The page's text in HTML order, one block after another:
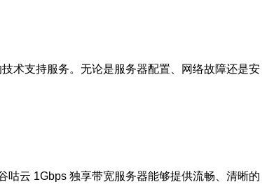
术支持服务。无论是服务器配置、网络故障还是安
咕云 1Gbps 独享带宽服务器能够提供流畅、清晰的